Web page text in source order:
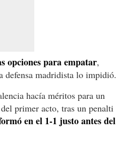
opciones para empatar,
defensa madridista lo impidió.
hacía méritos para un
primer acto, tras un penalti
en el 1-1 justo antes del